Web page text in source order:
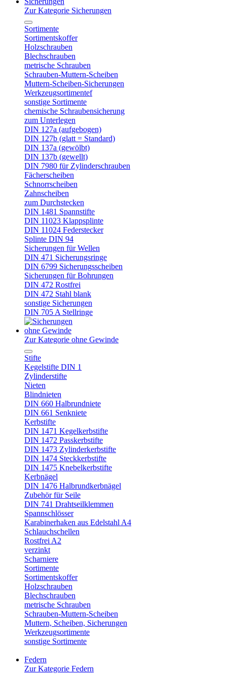
Zur Kategorie Sicherungen
Sortimente
Sortimentskoffer
Holzschrauben
Blechschrauben
metrische Schrauben
Schrauben-Muttern-Scheiben
Muttern-Scheiben-Sicherungen
Werkzeugsortimentef
sonstige Sortimente
chemische Schraubensicherung
zum Unterlegen
DIN 127a (aufgebogen)
DIN 127b (glatt = Standard)
DIN 137a (gewölbt)
DIN 137b (gewellt)
DIN 7980 für Zylinderschrauben
Fächerscheiben
Schnorrscheiben
Zahnscheiben
zum Durchstecken
DIN 1481 Spannstifte
DIN 11023 Klappsplinte
DIN 11024 Federstecker
Splinte DIN 94
Sicherungen für Wellen
DIN 471 Sicherungsringe
DIN 6799 Sicherungsscheiben
Sicherungen für Bohrungen
DIN 472 Rostfrei
DIN 472 Stahl blank
sonstige Sicherungen
DIN 705 A Stellringe
ohne Gewinde
Zur Kategorie ohne Gewinde
Stifte
Kegelstifte DIN 1
Zylinderstifte
Nieten
Blindnieten
DIN 660 Halbrundniete
DIN 661 Senkniete
Kerbstifte
DIN 1471 Kegelkerbstifte
DIN 1472 Passkerbstifte
DIN 1473 Zylinderkerbstifte
DIN 1474 Steckkerbstifte
DIN 1475 Knebelkerbstifte
Kerbnägel
DIN 1476 Halbrundkerbnägel
Zubehör für Seile
DIN 741 Drahtseilklemmen
Spannschlösser
Karabinerhaken aus Edelstahl A4
Schlauchschellen
Rostfrei A2
verzinkt
Scharniere
Sortimente
Sortimentskoffer
Holzschrauben
Blechschrauben
metrische Schrauben
Schrauben-Muttern-Scheiben
Muttern, Scheiben, Sicherungen
Werkzeugsortimente
sonstige Sortimente
Federn
Zur Kategorie Federn